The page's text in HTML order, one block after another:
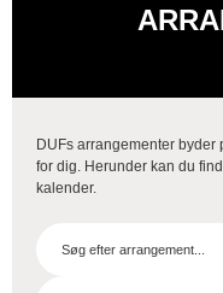
DUFs arrangementer byder
for dig. Herunder kan du
kalender.